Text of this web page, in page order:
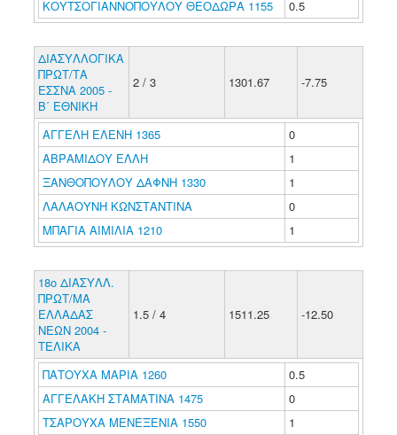
ΚΟΥΤΣΟΓΙΑΝΝΟΠΟΥΛΟΥ ΘΕΟΔΩΡΑ 1155
0.5
ΔΙΑΣΥΛΛΟΓΙΚΑ
ΠΡΩΤ/ΤΑ
ΕΣΣΝΑ 2005 -
Β΄ ΕΘΝΙΚΗ
2 / 3 1301.67 -7.75
ΑΓΓΕΛΗ ΕΛΕΝΗ 1365
0
ΑΒΡΑΜΙΔΟΥ ΕΛΛΗ
1
ΞΑΝΘΟΠΟΥΛΟΥ ΔΑΦΝΗ 1330
1
ΛΑΛΑΟΥΝΗ ΚΩΝΣΤΑΝΤΙΝΑ
0
ΜΠΑΓΙΑ ΑΙΜΙΛΙΑ 1210
1
18o ΔΙΑΣΥΛΛ.
ΠΡΩΤ/ΜΑ
ΕΛΛΑΔΑΣ
ΝΕΩΝ 2004 -
ΤΕΛΙΚΑ
1.5 / 4 1511.25 -12.50
ΠΑΤΟΥΧΑ ΜΑΡΙΑ 1260
0.5
ΑΓΓΕΛΑΚΗ ΣΤΑΜΑΤΙΝΑ 1475
0
ΤΣΑΡΟΥΧΑ ΜΕΝΕΞΕΝΙΑ 1550
1